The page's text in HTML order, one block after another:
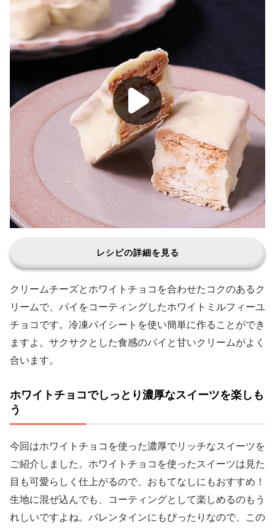
レシピの詳細を見る
クリームチーズとホワイトチョコを合わせたコクのあるク
リームで、パイをコーティングしたホワイトミルフィーユ
チョコです。冷凍パイシートを使い簡単に作ることができ
ますよ。サクサクとした食感のパイと甘いクリームがよく
合います。
ホワイトチョコでしっとり濃厚なスイーツを楽しも
う
今回はホワイトチョコを使った濃厚でリッチなスイーツを
ご紹介しました。ホワイトチョコを使ったスイーツは見た
目も可愛らしく仕上がるので、おもてなしにもおすすめ！
生地に混ぜ込んでも、コーティングとして楽しめるのもう
れしいですよね。バレンタインにもぴったりなので、この